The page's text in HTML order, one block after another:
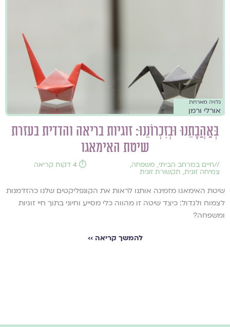
גלויה מארחת
אורלי ורמן
בְּאַהֲבָתֵנוּ וּבְזִכְרוֹנֵנוּ: זוגיות בריאה והדדית בעזרת
שיטת האימאגו
//חיים במרחב הביתי, משפחה,
צמיחה זוגית, תקשורת זוגית
⏱️ 4 דקות קריאה
שיטת האימאגו מזמינה אותנו לראות את הקונפליקטים שלנו כהזדמנות
לצמוח ולגדול: כיצד שיטה זו מהווה כלי מסייע וחיוני בתוך חיי זוגיות
ומשפחה?
להמשך קריאה ››